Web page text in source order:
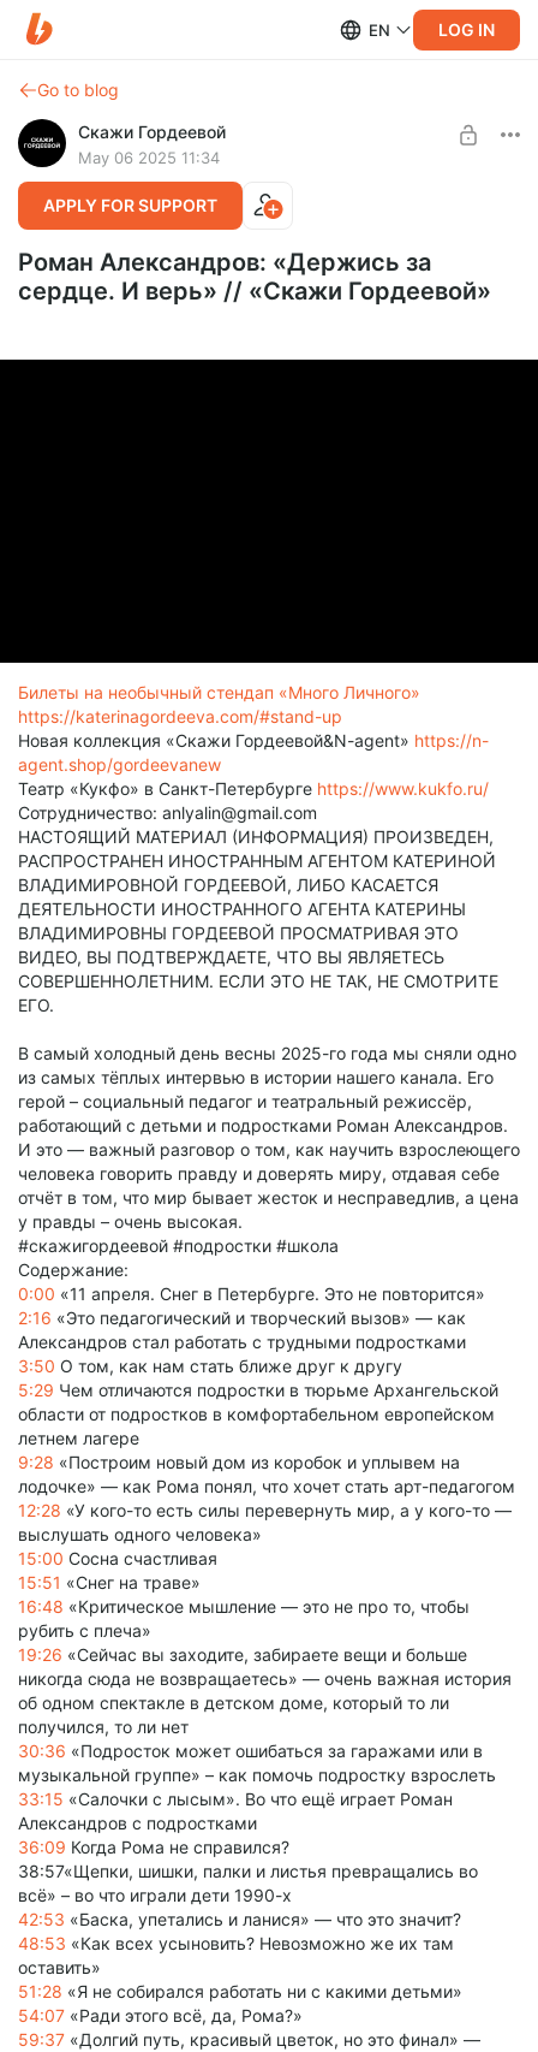
EN LOG IN
Go to blog
Скажи Гордеевой
May 06 2025 11:34
APPLY FOR SUPPORT
Роман Александров: «Держись за
сердце. И верь» // «Скажи Гордеевой»
Билеты на необычный стендап «Много Личного»
https://katerinagordeeva.com/#stand-up
Новая коллекция «Скажи Гордеевой&N-agent» https://n-
agent.shop/gordeevanew
Театр «Кукфо» в Санкт-Петербурге https://www.kukfo.ru/
Сотрудничество: anlyalin@gmail.com
НАСТОЯЩИЙ МАТЕРИАЛ (ИНФОРМАЦИЯ) ПРОИЗВЕДЕН,
РАСПРОСТРАНЕН ИНОСТРАННЫМ АГЕНТОМ КАТЕРИНОЙ
ВЛАДИМИРОВНОЙ ГОРДЕЕВОЙ, ЛИБО КАСАЕТСЯ
ДЕЯТЕЛЬНОСТИ ИНОСТРАННОГО АГЕНТА КАТЕРИНЫ
ВЛАДИМИРОВНЫ ГОРДЕЕВОЙ ПРОСМАТРИВАЯ ЭТО
ВИДЕО, ВЫ ПОДТВЕРЖДАЕТЕ, ЧТО ВЫ ЯВЛЯЕТЕСЬ
СОВЕРШЕННОЛЕТНИМ. ЕСЛИ ЭТО НЕ ТАК, НЕ СМОТРИТЕ
ЕГО.
В самый холодный день весны 2025-го года мы сняли одно
из самых тёплых интервью в истории нашего канала. Его
герой – социальный педагог и театральный режиссёр,
работающий с детьми и подростками Роман Александров.
И это — важный разговор о том, как научить взрослеющего
человека говорить правду и доверять миру, отдавая себе
отчёт в том, что мир бывает жесток и несправедлив, а цена
у правды – очень высокая.
#скажигордеевой #подростки #школа
Содержание:
0:00 «11 апреля. Снег в Петербурге. Это не повторится»
2:16 «Это педагогический и творческий вызов» — как
Александров стал работать с трудными подростками
3:50 О том, как нам стать ближе друг к другу
5:29 Чем отличаются подростки в тюрьме Архангельской
области от подростков в комфортабельном европейском
летнем лагере
9:28 «Построим новый дом из коробок и уплывем на
лодочке» — как Рома понял, что хочет стать арт-педагогом
12:28 «У кого-то есть силы перевернуть мир, а у кого-то —
выслушать одного человека»
15:00 Сосна счастливая
15:51 «Снег на траве»
16:48 «Критическое мышление — это не про то, чтобы
рубить с плеча»
19:26 «Сейчас вы заходите, забираете вещи и больше
никогда сюда не возвращаетесь» — очень важная история
об одном спектакле в детском доме, который то ли
получился, то ли нет
30:36 «Подросток может ошибаться за гаражами или в
музыкальной группе» – как помочь подростку взрослеть
33:15 «Салочки с лысым». Во что ещё играет Роман
Александров с подростками
36:09 Когда Рома не справился?
38:57«Щепки, шишки, палки и листья превращались во
всё» – во что играли дети 1990-х
42:53 «Баска, упетались и ланися» — что это значит?
48:53 «Как всех усыновить? Невозможно же их там
оставить»
51:28 «Я не собирался работать ни с какими детьми»
54:07 «Ради этого всё, да, Рома?»
59:37 «Долгий путь, красивый цветок, но это финал» —